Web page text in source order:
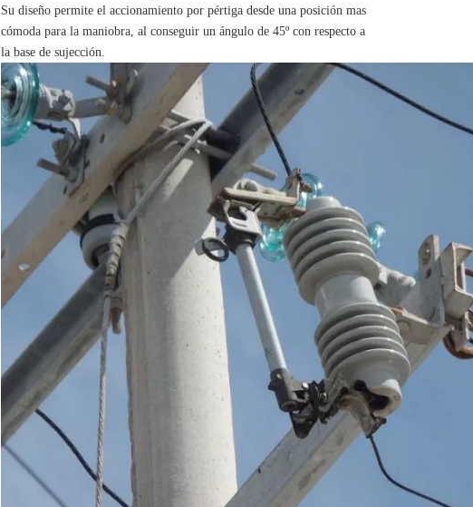
Su diseño permite el accionamiento por pértiga desde una posición mas
cómoda para la maniobra, al conseguir un ángulo de 45º con respecto a
la base de sujección.